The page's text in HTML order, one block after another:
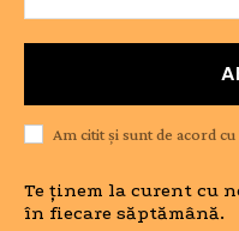
Am citit și sunt de acord cu
Te ținem la curent cu
în fiecare săptămână.